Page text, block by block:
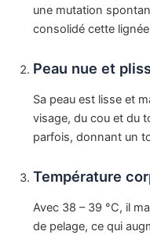
une mutation
consolidé cette
Peau nue et
Sa peau est lisse et
visage, du cou et du
parfois, donnant un
Température
Avec 38 – 39 °C, il
de pelage, ce qui